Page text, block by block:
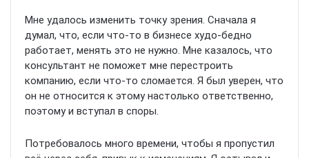
Мне удалось изменить точку зрения. Сначала я
думал, что, если что-то в бизнесе худо-бедно
работает, менять это не нужно. Мне казалось, что
консультант не поможет мне перестроить
компанию, если что-то сломается. Я был уверен, что
он не относится к этому настолько ответственно,
поэтому и вступал в споры.
Потребовалось много времени, чтобы я пропустил